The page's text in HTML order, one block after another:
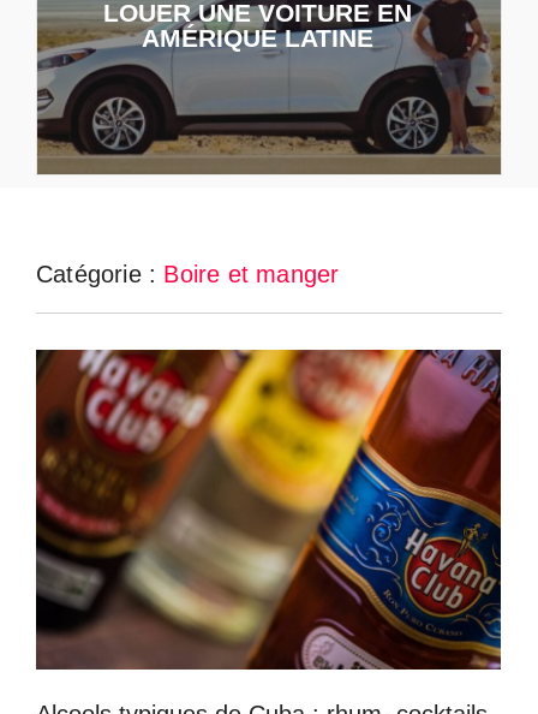
LOUER UNE VOITURE EN
AMÉRIQUE LATINE
Catégorie : Boire et manger